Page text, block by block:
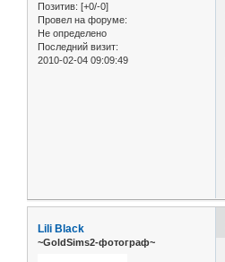
Позитив: [+0/-0]
Провел на форуме:
Не определено
Последний визит:
2010-02-04 09:09:49
Lili Black
~GoldSims2-фотограф~